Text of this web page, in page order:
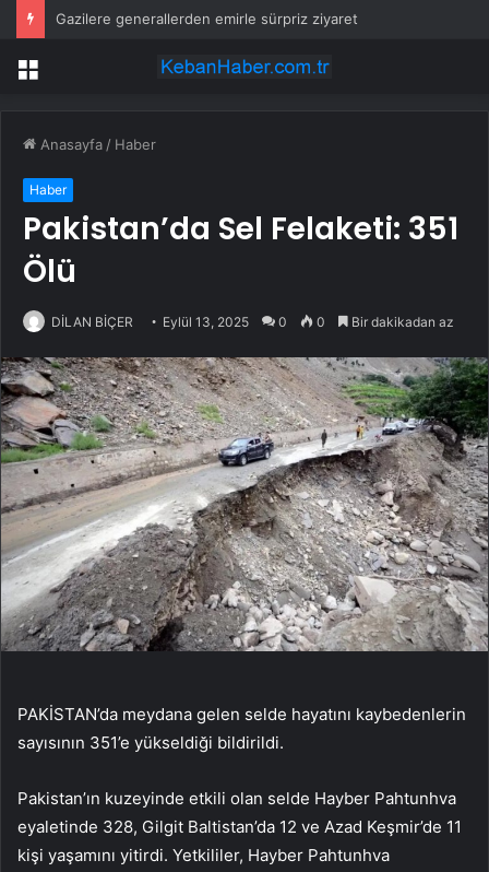
Gazilere generallerden emirle sürpriz ziyaret
Menü
Anasayfa / Haber
Haber
Pakistan’da Sel Felaketi: 351
Ölü
DİLAN BİÇER Eylül 13, 2025 0 0 Bir dakikadan az
PAKİSTAN’da meydana gelen selde hayatını kaybedenlerin
sayısının 351’e yükseldiği bildirildi.
Pakistan’ın kuzeyinde etkili olan selde Hayber Pahtunhva
eyaletinde 328, Gilgit Baltistan’da 12 ve Azad Keşmir’de 11
kişi yaşamını yitirdi. Yetkililer, Hayber Pahtunhva